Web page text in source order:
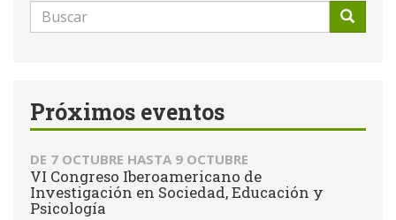
Formulario
de
Próximos eventos
DE 7 OCTUBRE HASTA 9 OCTUBRE
VI Congreso Iberoamericano de
Investigación en Sociedad, Educación y
Psicología